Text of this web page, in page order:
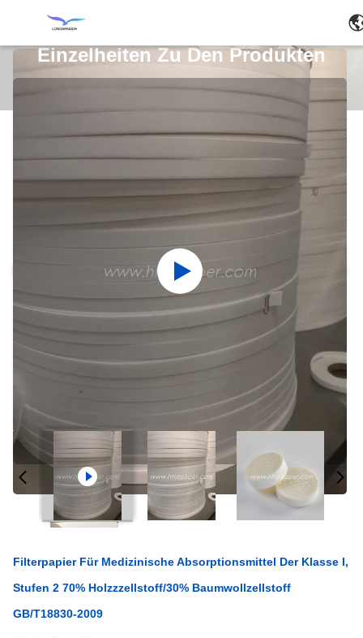
Einzelheiten Zu Den Produkten
Filterpapier Für Medizinische Absorptionsmittel Der Klasse I,
Stufen 2 70% Holzzzellstoff/30% Baumwollzellstoff
GB/T18830-2009